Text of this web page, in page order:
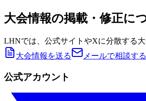
大会情報の掲載・修正に
LHNでは、公式サイトやXに分散する
大会情報を送る
メールで相談する
公式アカウント